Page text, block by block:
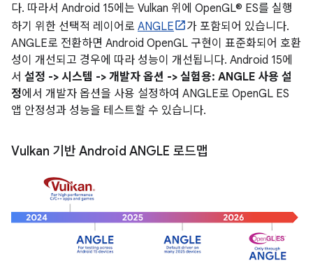
다. 따라서 Android 15에는 Vulkan 위에 OpenGL® ES를 실행
하기 위한 선택적 레이어로 ANGLE
가 포함되어 있습니다.
ANGLE로 전환하면 Android OpenGL 구현이 표준화되어 호환
성이 개선되고 경우에 따라 성능이 개선됩니다. Android 15에
서 설정 -> 시스템 -> 개발자 옵션 -> 실험용: ANGLE 사용 설
정에서 개발자 옵션을 사용 설정하여 ANGLE로 OpenGL ES
앱 안정성과 성능을 테스트할 수 있습니다.
Vulkan 기반 Android ANGLE 로드맵